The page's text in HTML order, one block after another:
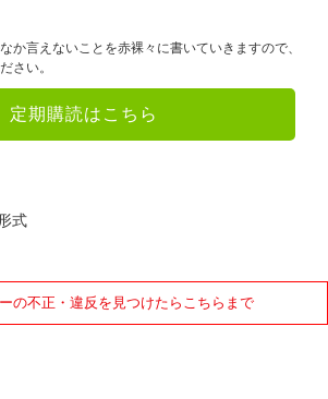
か言えないことを赤裸々に書いていきますので、
さい。
定期購読はこちら
式
の不正・違反を見つけたらこちらまで